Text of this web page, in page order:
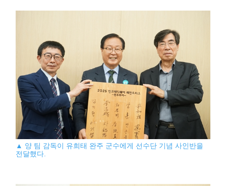
▲ 양 팀 감독이 유희태 완주 군수에게 선수단 기념 사인반을
전달했다.